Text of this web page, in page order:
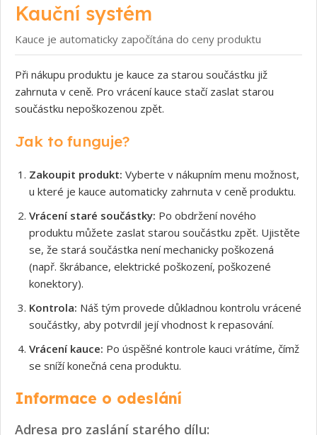
Kauční systém
Kauce je automaticky započítána do ceny produktu
Při nákupu produktu je kauce za starou součástku již
zahrnuta v ceně. Pro vrácení kauce stačí zaslat starou
součástku nepoškozenou zpět.
Jak to funguje?
Zakoupit produkt: Vyberte v nákupním menu možnost,
u které je kauce automaticky zahrnuta v ceně produktu.
Vrácení staré součástky: Po obdržení nového
produktu můžete zaslat starou součástku zpět. Ujistěte
se, že stará součástka není mechanicky poškozená
(např. škrábance, elektrické poškození, poškozené
konektory).
Kontrola: Náš tým provede důkladnou kontrolu vrácené
součástky, aby potvrdil její vhodnost k repasování.
Vrácení kauce: Po úspěšné kontrole kauci vrátíme, čímž
se sníží konečná cena produktu.
Informace o odeslání
Adresa pro zaslání starého dílu: